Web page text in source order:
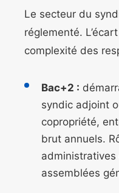
Le secteur du
réglementé.
complexité des
Bac+2 :
syndic adjoint
copropriété,
brut annuels.
assemblées